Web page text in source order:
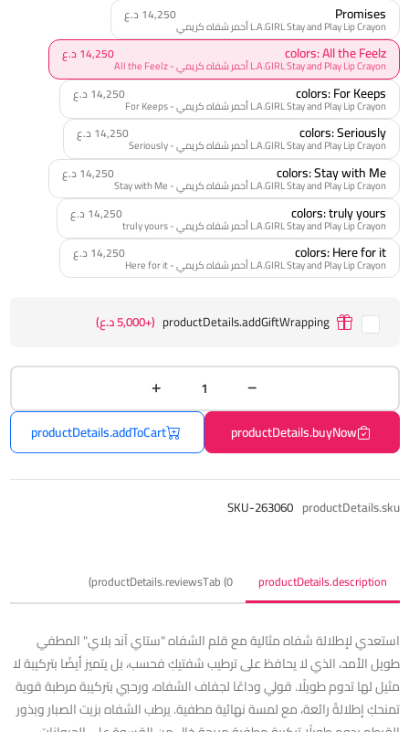
Promises
L.A.GIRL Stay and Play Lip Crayon أحمر شفاه كريمي
14,250 د.ع
colors: All the Feelz
L.A.GIRL Stay and Play Lip Crayon أحمر شفاه كريمي - All the Feelz
14,250 د.ع
colors: For Keeps
L.A.GIRL Stay and Play Lip Crayon أحمر شفاه كريمي - For Keeps
14,250 د.ع
colors: Seriously
L.A.GIRL Stay and Play Lip Crayon أحمر شفاه كريمي - Seriously
14,250 د.ع
colors: Stay with Me
L.A.GIRL Stay and Play Lip Crayon أحمر شفاه كريمي - Stay with Me
14,250 د.ع
colors: truly yours
L.A.GIRL Stay and Play Lip Crayon أحمر شفاه كريمي - truly yours
14,250 د.ع
colors: Here for it
L.A.GIRL Stay and Play Lip Crayon أحمر شفاه كريمي - Here for it
14,250 د.ع
productDetails.addGiftWrapping (+5,000 د.ع)
productDetails.buyNow
productDetails.addToCart
productDetails.sku
SKU-263060
productDetails.description
productDetails.reviewsTab (0)
استعدي لإطلالة شفاه مثالية مع قلم الشفاه "ستاي آند بلاي" المطفي
طويل الأمد، الذي لا يحافظ على ترطيب شفتيكِ فحسب، بل يتميز أيضًا بتركيبة لا
مثيل لها تدوم طويلًا. قولي وداعًا لجفاف الشفاه، ورحبي بتركيبة مرطبة قوية
تمنحكِ إطلالةً رائعة، مع لمسة نهائية مطفية. يرطب الشفاه بزيت الصبار وبذور